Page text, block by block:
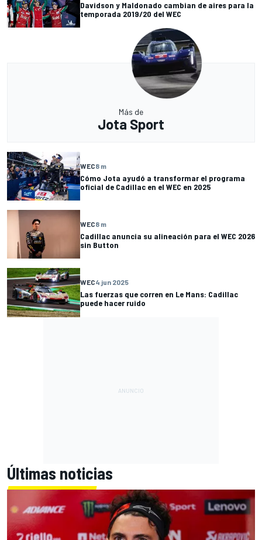
Davidson y Maldonado cambian de aires para la
temporada 2019/20 del WEC
Más de
Jota Sport
WEC8 m
Cómo Jota ayudó a transformar el programa
oficial de Cadillac en el WEC en 2025
WEC8 m
Cadillac anuncia su alineación para el WEC 2026
sin Button
WEC4 jun 2025
Las fuerzas que corren en Le Mans: Cadillac
puede hacer ruido
Últimas noticias